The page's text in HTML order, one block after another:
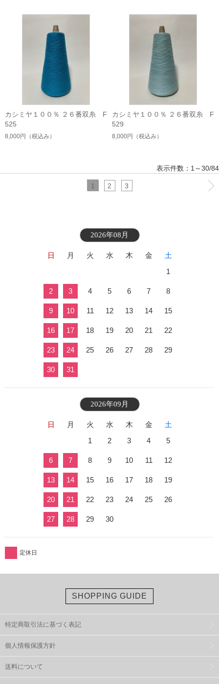
カシミヤ１００％ ２６番双糸 F
525
8,000円 （税込み）
カシミヤ１００％ ２６番双糸 F
529
8,000円 （税込み）
表示件数：1～30/84
1 2 3
2026年08月
日 月 火 水 木 金
土
1
2 3 4 5 6 7 8
9 10 11 12 13 14 15
16 17 18 19 20 21 22
23 24 25 26 27 28 29
30 31
2026年09月
日 月 火 水 木 金
土
1
2 3 4 5
6 7 8 9 10 11 12
13 14 15 16 17 18 19
20 21 22 23 24 25 26
27 28 29 30
定休日
SHOPPING GUIDE
特定商取引法に基づく表記
個人情報保護方針
送料について